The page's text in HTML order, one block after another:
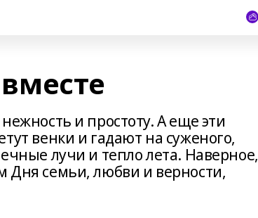
и простоту. А еще эти
венки и гадают на суженого,
лучи и тепло лета. Наверное,
Дня семьи, любви и верности,